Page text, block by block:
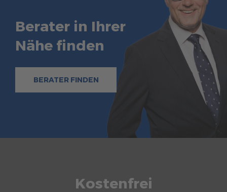
Berater in Ihrer
Nähe finden
BERATER FINDEN
Kostenfrei